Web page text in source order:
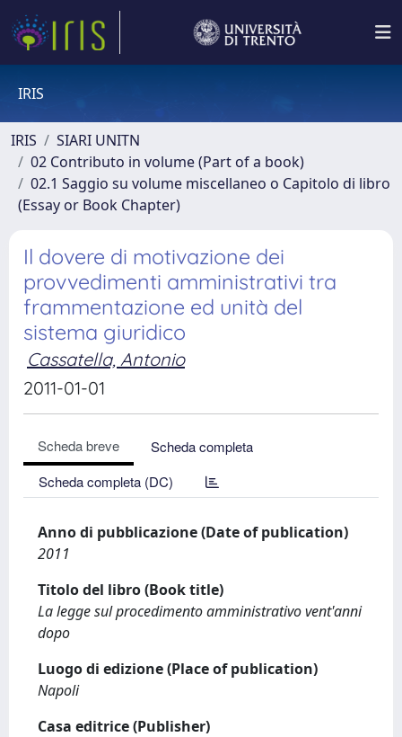
IRIS
IRIS
SIARI UNITN
02 Contributo in volume (Part of a book)
02.1 Saggio su volume miscellaneo o Capitolo di libro
(Essay or Book Chapter)
Il dovere di motivazione dei
provvedimenti amministrativi tra
frammentazione ed unità del
sistema giuridico
Cassatella, Antonio
2011-01-01
Scheda breve
Scheda completa
Scheda completa (DC)
Anno di pubblicazione (Date of publication)
2011
Titolo del libro (Book title)
La legge sul procedimento amministrativo vent'anni
dopo
Luogo di edizione (Place of publication)
Napoli
Casa editrice (Publisher)